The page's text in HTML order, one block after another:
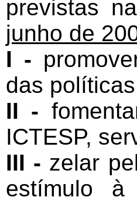
previstas na
junho de
I -
das
II -
ICTESP,
III - zelar
estímulo à